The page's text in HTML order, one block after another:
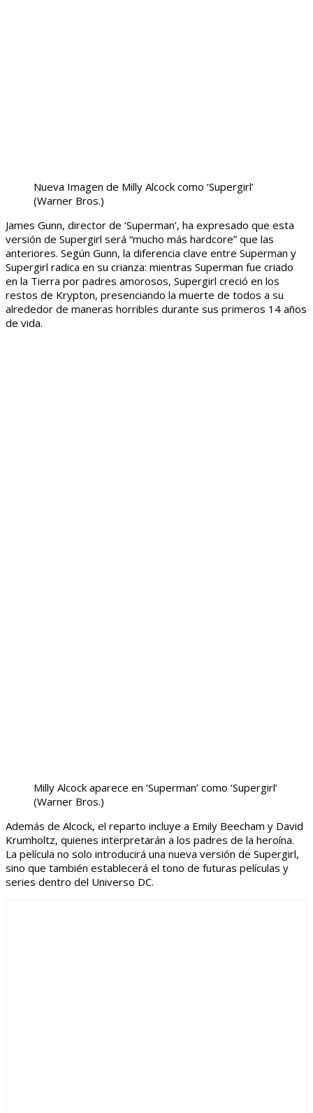
Nueva Imagen de Milly Alcock como ‘Supergirl’
(Warner Bros.)
James Gunn, director de ‘Superman’, ha expresado que esta
versión de Supergirl será “mucho más hardcore” que las
anteriores. Según Gunn, la diferencia clave entre Superman y
Supergirl radica en su crianza: mientras Superman fue criado
en la Tierra por padres amorosos, Supergirl creció en los
restos de Krypton, presenciando la muerte de todos a su
alrededor de maneras horribles durante sus primeros 14 años
de vida.
Milly Alcock aparece en ‘Superman’ como ‘Supergirl’
(Warner Bros.)
Además de Alcock, el reparto incluye a Emily Beecham y David
Krumholtz, quienes interpretarán a los padres de la heroína.
La película no solo introducirá una nueva versión de Supergirl,
sino que también establecerá el tono de futuras películas y
series dentro del Universo DC.